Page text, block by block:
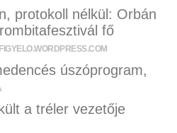
protokoll nélkül: Orbán
fő
úszóprogram,
a tréler vezetője